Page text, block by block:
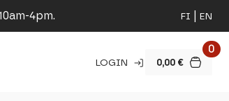
4pm. FI EN
LOGIN 0,00 €
0